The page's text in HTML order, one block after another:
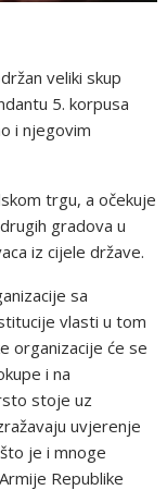
veliki skup
5. korpusa
i njegovim
trgu, a očekuje
gradova u
iz cijele države.
sa
vlasti u tom
organizacije će se
i na
stoje uz
uvjerenje
je i mnoge
Republike